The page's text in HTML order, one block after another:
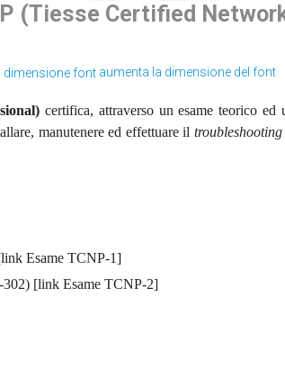
(Tiesse Certified
aumenta la dimensione del font
certifica, attraverso un esame teorico ed
manutenere ed effettuare iltroubleshooting
Esame TCNP-1]
302) [link Esame TCNP-2]